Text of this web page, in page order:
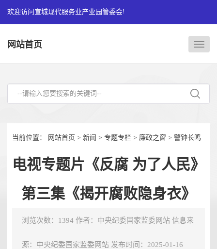
欢迎访问宣城现代服务业产业园管委会!
站
首
网站首页
当前位置： 网站首页 > 新闻 > 专题专栏 > 廉政之窗 > 警钟长鸣
电视专题片《反腐 为了人民》
第三集《揭开腐败隐身衣》
浏览次数：1394 作者：中央纪委国家监委网站 信息来
源：中央纪委国家监委网站 发布时间：2025-01-16